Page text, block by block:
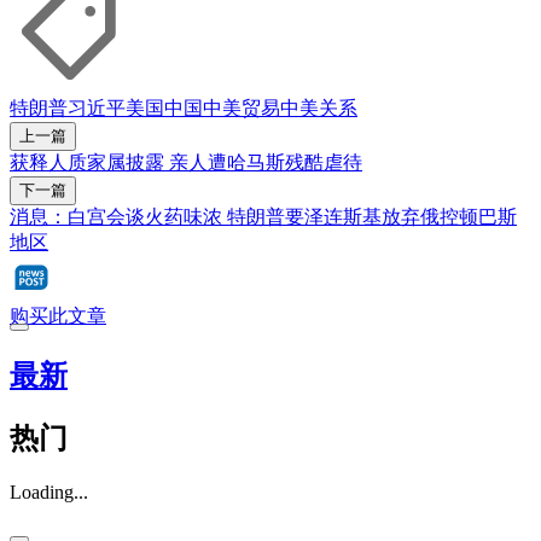
特朗普习近平美国中国中美贸易中美关系
上一篇
获释人质家属披露 亲人遭哈马斯残酷虐待
下一篇
消息：白宫会谈火药味浓 特朗普要泽连斯基放弃俄控顿巴斯
地区
购买此文章
最新
热门
Loading...